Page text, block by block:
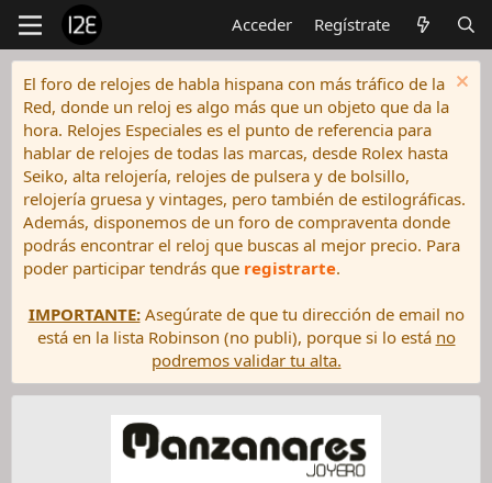
Acceder Regístrate
El foro de relojes de habla hispana con más tráfico de la
Red, donde un reloj es algo más que un objeto que da la
hora. Relojes Especiales es el punto de referencia para
hablar de relojes de todas las marcas, desde Rolex hasta
Seiko, alta relojería, relojes de pulsera y de bolsillo,
relojería gruesa y vintages, pero también de estilográficas.
Además, disponemos de un foro de compraventa donde
podrás encontrar el reloj que buscas al mejor precio. Para
poder participar tendrás que registrarte.
IMPORTANTE:Asegúrate de que tu dirección de email no
está en la lista Robinson (no publi), porque si lo está no
podremos validar tu alta.